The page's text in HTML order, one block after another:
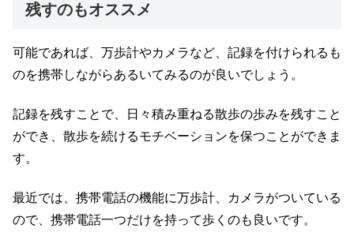
残すのもオススメ
可能であれば、万歩計やカメラなど、記録を付けられるも
のを携帯しながらあるいてみるのが良いでしょう。
記録を残すことで、日々積み重ねる散歩の歩みを残すこと
ができ、散歩を続けるモチベーションを保つことができま
す。
最近では、携帯電話の機能に万歩計、カメラがついている
ので、携帯電話一つだけを持って歩くのも良いです。